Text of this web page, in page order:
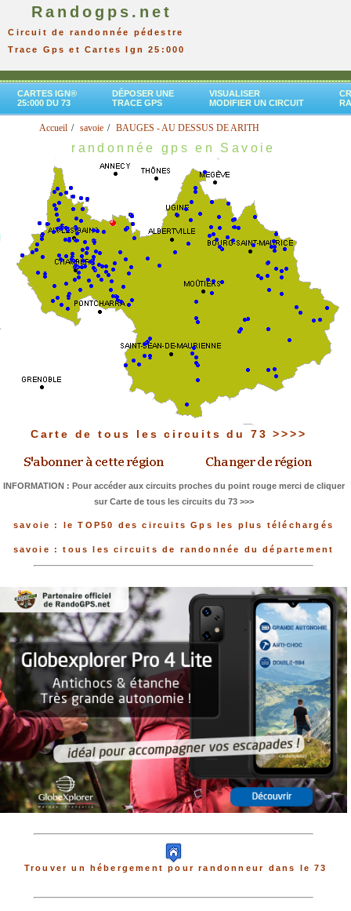
Randogps.net
Circuit de randonnée pédestre
Trace Gps et Cartes Ign 25:000
CARTES IGN®
25:000 DU 73
DÉPOSER UNE
TRACE GPS
VISUALISER
MODIFIER UN CIRCUIT
Accueil savoie BAUGES - AU DESSUS DE ARITH
randonnée gps en Savoie
Carte de tous les circuits du 73 >>>>
INFORMATION : Pour accéder aux circuits proches du point rouge merci de cliquer
sur Carte de tous les circuits du 73 >>>
savoie : le TOP50 des circuits Gps les plus téléchargés
savoie : tous les circuits de randonnée du département
Trouver un hébergement pour randonneur dans le 73